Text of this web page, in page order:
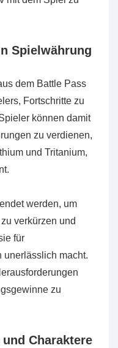
Spielwährung
dem Battle Pass
Fortschritte zu
können damit
zu verdienen,
und Tritanium,
werden, um
verkürzen und
für
unerlässlich macht.
zu
Charaktere